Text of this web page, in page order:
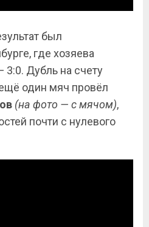
был
где хозяева
Дубль на счету
один мяч провёл
(на фото — с мячом),
почти с нулевого